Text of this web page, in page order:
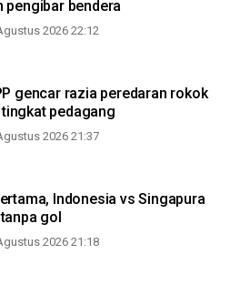
pengibar bendera
2026 22:12
gencar razia peredaran rokok
pedagang
2026 21:37
Indonesia vs Singapura
gol
2026 21:18